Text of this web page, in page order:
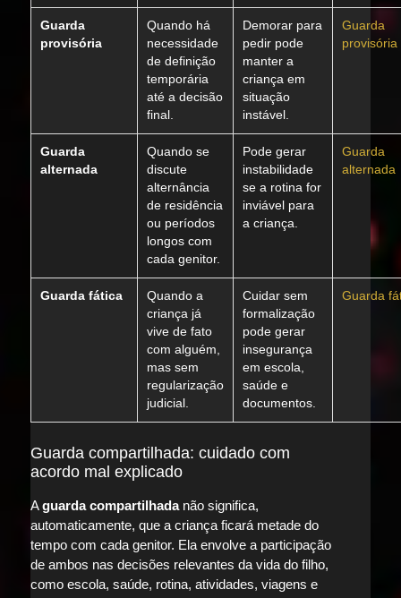
Guarda
provisória
Quando há
necessidade
de definição
temporária
até a decisão
final.
Demorar para
pedir pode
manter a
criança em
situação
instável.
Guarda
provisória
Guarda
alternada
Quando se
discute
alternância
de residência
ou períodos
longos com
cada genitor.
Pode gerar
instabilidade
se a rotina for
inviável para
a criança.
Guarda
alternada
Guarda fática
Quando a
criança já
vive de fato
com alguém,
mas sem
regularização
judicial.
Cuidar sem
formalização
pode gerar
insegurança
em escola,
saúde e
documentos.
Guarda
Guarda compartilhada: cuidado com
acordo mal explicado
Aguarda compartilhadanão significa,
automaticamente, que a criança ficará metade do
tempo com cada genitor. Ela envolve a participação
de ambos nas decisões relevantes da vida do filho,
como escola, saúde, rotina, atividades, viagens e